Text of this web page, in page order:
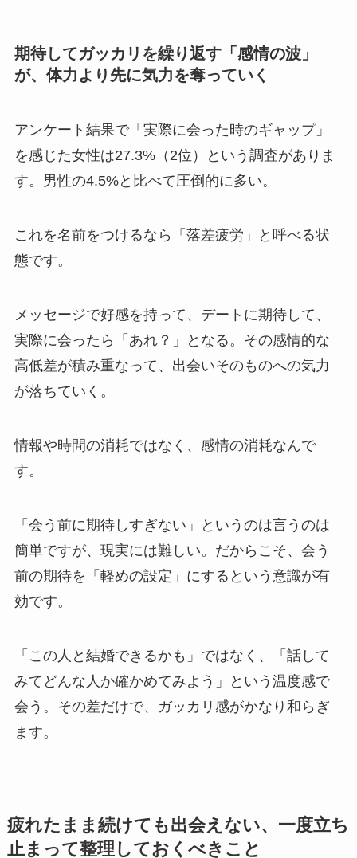
期待してガッカリを繰り返す「感情の波」
が、体力より先に気力を奪っていく
アンケート結果で「実際に会った時のギャップ」
を感じた女性は27.3%（2位）という調査がありま
す。男性の4.5%と比べて圧倒的に多い。
これを名前をつけるなら「落差疲労」と呼べる状
態です。
メッセージで好感を持って、デートに期待して、
実際に会ったら「あれ？」となる。その感情的な
高低差が積み重なって、出会いそのものへの気力
が落ちていく。
情報や時間の消耗ではなく、感情の消耗なんで
す。
「会う前に期待しすぎない」というのは言うのは
簡単ですが、現実には難しい。だからこそ、会う
前の期待を「軽めの設定」にするという意識が有
効です。
「この人と結婚できるかも」ではなく、「話して
みてどんな人か確かめてみよう」という温度感で
会う。その差だけで、ガッカリ感がかなり和らぎ
ます。
疲れたまま続けても出会えない、一度立ち
止まって整理しておくべきこと